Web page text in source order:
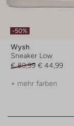
-50%
Wysh
Sneaker Low
€ 89,99 € 44,99
+ mehr farben